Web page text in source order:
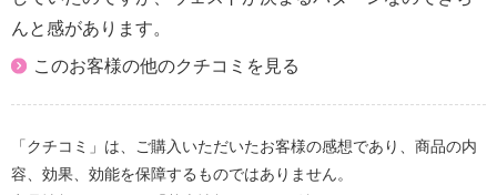
んと感があります。
このお客様の他のクチコミを見る
「クチコミ」は、ご購入いただいたお客様の感想であり、商品の内
容、効果、効能を保障するものではありません。